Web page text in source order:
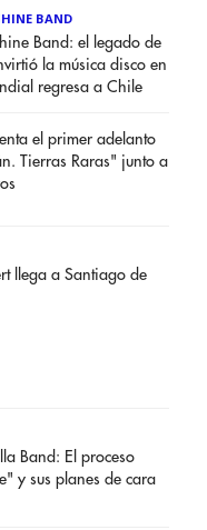
BAND
Band: el legado de
la música disco en
regresa a Chile
el primer adelanto
Tierras Raras" junto a
llega a Santiago de
Band: El proceso
y sus planes de cara